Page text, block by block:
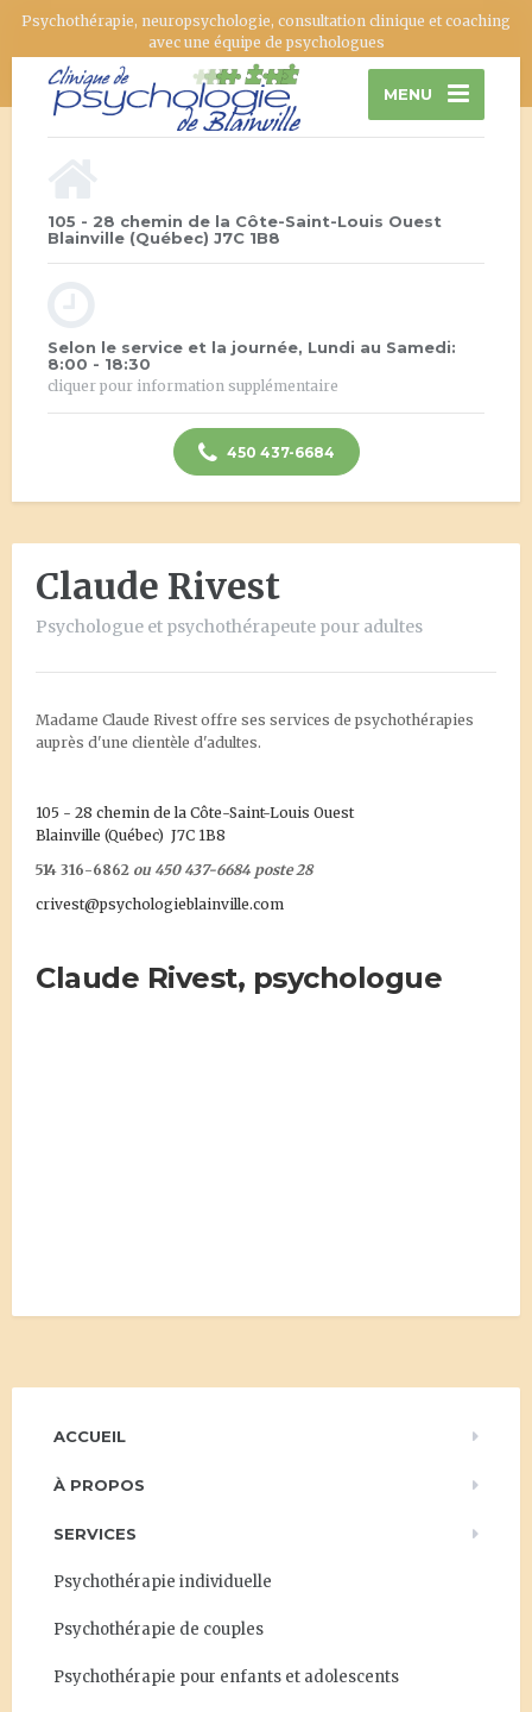
Psychothérapie, neuropsychologie, consultation clinique et coaching
avec une équipe de psychologues
MENU
105 - 28 chemin de la Côte-Saint-Louis Ouest
Blainville (Québec) J7C 1B8
Selon le service et la journée, Lundi au Samedi:
8:00 - 18:30
cliquer pour information supplémentaire
450 437-6684
Claude Rivest
Psychologue et psychothérapeute pour adultes
Madame Claude Rivest offre ses services de psychothérapies
auprès d'une clientèle d'adultes.
105 - 28 chemin de la Côte-Saint-Louis Ouest
Blainville (Québec) J7C 1B8
514 316-6862 ou 450 437-6684 poste 28
crivest@psychologieblainville.com
Claude Rivest, psychologue
ACCUEIL
À PROPOS
SERVICES
Psychothérapie individuelle
Psychothérapie de couples
Psychothérapie pour enfants et adolescents